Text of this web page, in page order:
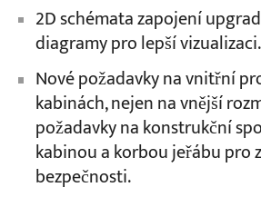
2D schémata zapojení
diagramy pro lepší vizualizaci.
Nové požadavky na vnitřní
kabinách, nejen na vnější
požadavky na konstrukční
kabinou a korbou jeřábu pro
bezpečnosti.